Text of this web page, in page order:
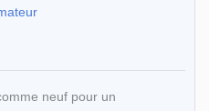
neuf pour un